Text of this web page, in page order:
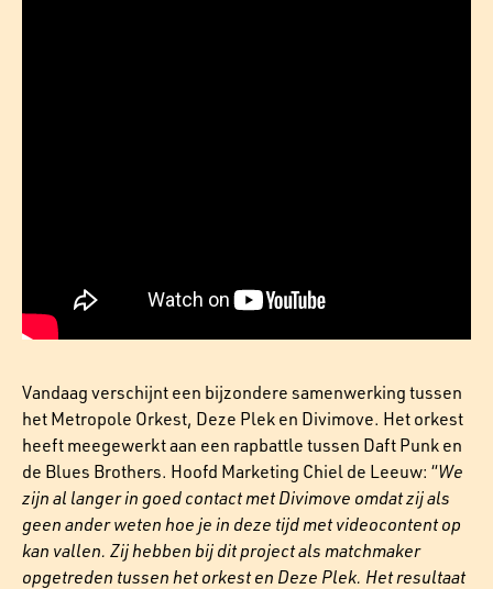
Vandaag verschijnt een bijzondere samenwerking tussen
het Metropole Orkest, Deze Plek en Divimove. Het orkest
heeft meegewerkt aan een rapbattle tussen Daft Punk en
de Blues Brothers. Hoofd Marketing Chiel de Leeuw: “We
zijn al langer in goed contact met Divimove omdat zij als
geen ander weten hoe je in deze tijd met videocontent op
kan vallen. Zij hebben bij dit project als matchmaker
opgetreden tussen het orkest en Deze Plek. Het resultaat